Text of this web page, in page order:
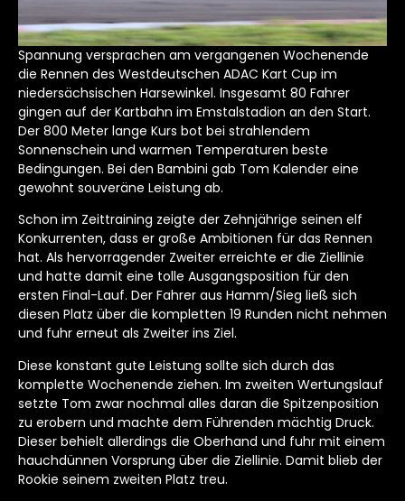
Spannung versprachen am vergangenen Wochenende
die Rennen des Westdeutschen ADAC Kart Cup im
niedersächsischen Harsewinkel. Insgesamt 80 Fahrer
gingen auf der Kartbahn im Emstalstadion an den Start.
Der 800 Meter lange Kurs bot bei strahlendem
Sonnenschein und warmen Temperaturen beste
Bedingungen. Bei den Bambini gab Tom Kalender eine
gewohnt souveräne Leistung ab.
Schon im Zeittraining zeigte der Zehnjährige seinen elf
Konkurrenten, dass er große Ambitionen für das Rennen
hat. Als hervorragender Zweiter erreichte er die Ziellinie
und hatte damit eine tolle Ausgangsposition für den
ersten Final-Lauf. Der Fahrer aus Hamm/Sieg ließ sich
diesen Platz über die kompletten 19 Runden nicht nehmen
und fuhr erneut als Zweiter ins Ziel.
Diese konstant gute Leistung sollte sich durch das
komplette Wochenende ziehen. Im zweiten Wertungslauf
setzte Tom zwar nochmal alles daran die Spitzenposition
zu erobern und machte dem Führenden mächtig Druck.
Dieser behielt allerdings die Oberhand und fuhr mit einem
hauchdünnen Vorsprung über die Ziellinie. Damit blieb der
Rookie seinem zweiten Platz treu.